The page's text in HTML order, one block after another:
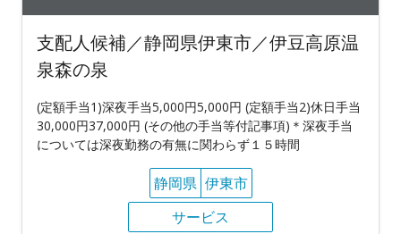
支配人候補／静岡県伊東市／伊豆高原温
泉森の泉
(定額手当1)深夜手当5,000円5,000円 (定額手当2)休日手当
30,000円37,000円 (その他の手当等付記事項)＊深夜手当
については深夜勤務の有無に関わらず１５時間
静岡県 伊東市
サービス